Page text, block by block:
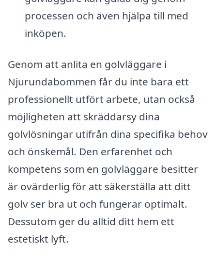
processen och även hjälpa till med
inköpen.
Genom att anlita en golvläggare i
Njurundabommen får du inte bara ett
professionellt utfört arbete, utan också
möjligheten att skräddarsy dina
golvlösningar utifrån dina specifika behov
och önskemål. Den erfarenhet och
kompetens som en golvläggare besitter
är ovärderlig för att säkerställa att ditt
golv ser bra ut och fungerar optimalt.
Dessutom ger du alltid ditt hem ett
estetiskt lyft.